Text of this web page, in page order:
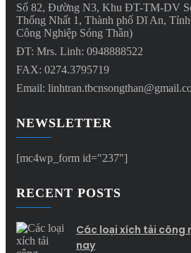
Số 82, Đường N3, Khu ĐT-TM-DV
Thống Nhất 1, Thành phố Dĩ An,
Công Nghiệp Sóng Thần)
ĐT: Mrs. Linh: 0948888522
FAX: 0274.3795719
Email:
NEWSLETTER
[mc4wp_form id="237"]
RECENT POSTS
Các loại xích tải
nay